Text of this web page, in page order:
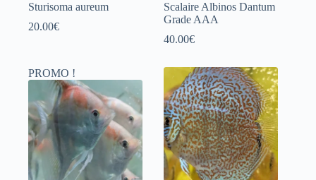
Sturisoma aureum
20.00€
Scalaire Albinos Dantum
Grade AAA
40.00€
PROMO !